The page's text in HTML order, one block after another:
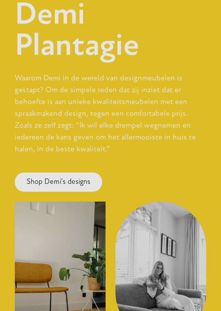
Demi
Plantagie
Waarom Demi in de wereld van designmeubelen is
gestapt? Om de simpele reden dat zij inziet dat er
behoefte is aan unieke kwaliteitsmeubelen met een
spraakmakend design, tegen een comfortabele prijs.
Zoals ze zelf zegt: “Ik wil elke drempel wegnemen en
iedereen de kans geven om het allermooiste in huis te
halen, in de beste kwaliteit.”
Shop Demi's designs